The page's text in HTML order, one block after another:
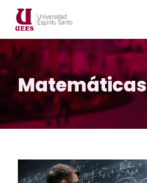
Matemáticas